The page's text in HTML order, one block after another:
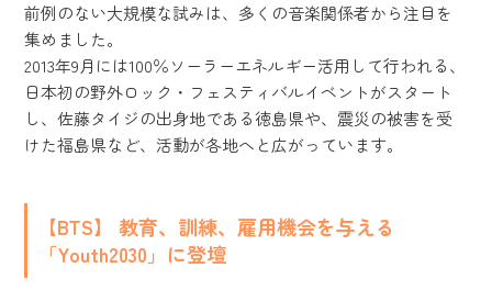
前例のない大規模な試みは、多くの音楽関係者から注目を
集めました。
2013年9月には100％ソーラーエネルギー活用して行われる、
日本初の野外ロック・フェスティバルイベントがスタート
し、佐藤タイジの出身地である徳島県や、震災の被害を受
けた福島県など、活動が各地へと広がっています。
【BTS】 教育、訓練、雇用機会を与える
「Youth2030」に登壇